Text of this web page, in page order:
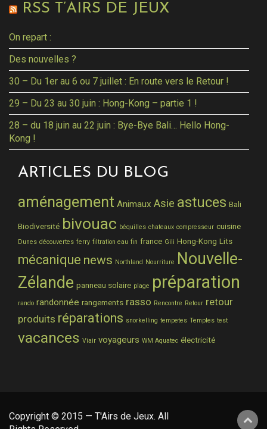
RSS T’AIRS DE JEUX
On repart :
Des nouvelles ?
30 – Du 1er au 6 ou 7 juillet : En route vers le Retour !
29 – Du 23 au 30 juin : Hong-Kong – partie 1 !
28 – du 18 juin au 22 juin : Bye-Bye Bali… Hello Hong-
Kong !
ARTICLES DU BLOG
aménagement Animaux Asie astuces Bali
Biodiversité bivouac béquilles chateaux compresseur cuisine
Dunes découvertes ferry filtration eau fin france Gili Hong-Kong Lits
mécanique news Northland Nourriture Nouvelle-
Zélande panneau solaire plage préparation
rando randonnée rangements rasso Rencontre Retour retour
produits réparations snorkelling tempetes Temples test
vacances Viair voyageurs WM Aquatec électricité
Copyright © 2015 — T'Airs de Jeux. All